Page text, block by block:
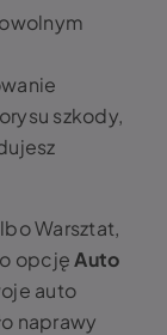
szkody,
Warsztat,
o opcjęAuto
auto
naprawy